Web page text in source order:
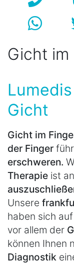
Gicht im
Gicht
Gicht im
der Finger
erschweren.
Therapie ist
Unsere
haben sich
vor allem der
können Ihnen
Diagnostik